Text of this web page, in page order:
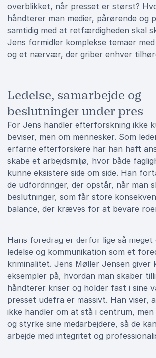
overblikket, når presset er størst?
håndterer man medier, pårørende og
samtidig med at retfærdigheden skal
Jens formidler komplekse temaer
og et nærvær, der griber enhver
Ledelse, samarbejde og
beslutninger under pres
For Jens handler efterforskning ikke
beviser, men om mennesker. Som
erfarne efterforskere har han haft
skabe et arbejdsmiljø, hvor både
kunne eksistere side om side. Han
de udfordringer, der opstår, når man
beslutninger, som får store
balance, der kræves for at bevare
Hans foredrag er derfor lige så
ledelse og kommunikation som et
kriminalitet. Jens Møller Jensen giver
eksempler på, hvordan man skaber
håndterer kriser og holder fast i sine
presset udefra er massivt. Han viser,
ikke handler om at stå i centrum,
og styrke sine medarbejdere, så de
arbejde med integritet og